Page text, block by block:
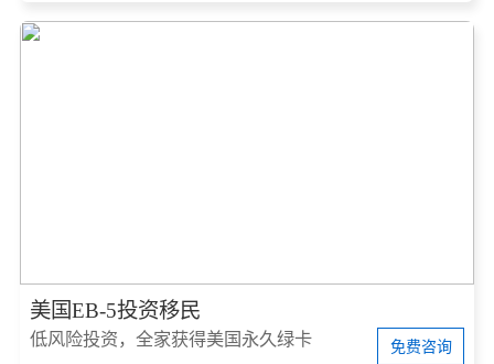
美国EB-5投资移民
低风险投资，全家获得美国永久绿卡 免费咨询